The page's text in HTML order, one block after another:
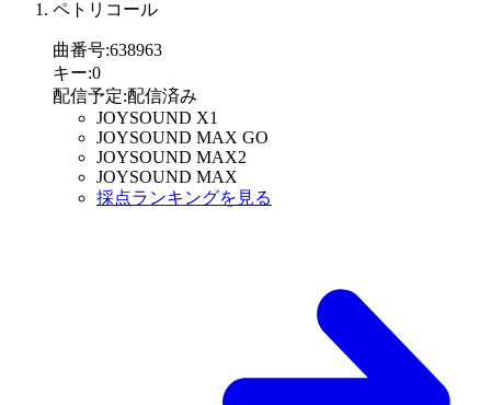
ペトリコール
曲番号:638963
キー:0
配信予定:配信済み
JOYSOUND X1
JOYSOUND MAX GO
JOYSOUND MAX2
JOYSOUND MAX
採点ランキングを見る